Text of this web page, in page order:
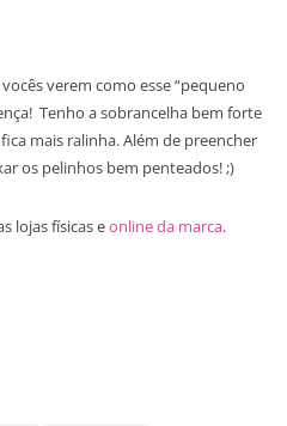
verem como esse “pequeno
Tenho a sobrancelha bem forte
mais ralinha. Além de preencher
os pelinhos bem penteados! ;)
lojas físicas eonline da marca.